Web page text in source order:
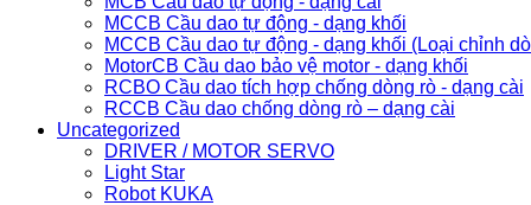
MCCB Cầu dao tự động - dạng khối
MCCB Cầu dao tự động - dạng khối (Loại chỉnh
MotorCB Cầu dao bảo vệ motor - dạng khối
RCBO Cầu dao tích hợp chống dòng rò - dạng cài
RCCB Cầu dao chống dòng rò – dạng cài
Uncategorized
DRIVER / MOTOR SERVO
Light Star
Robot KUKA